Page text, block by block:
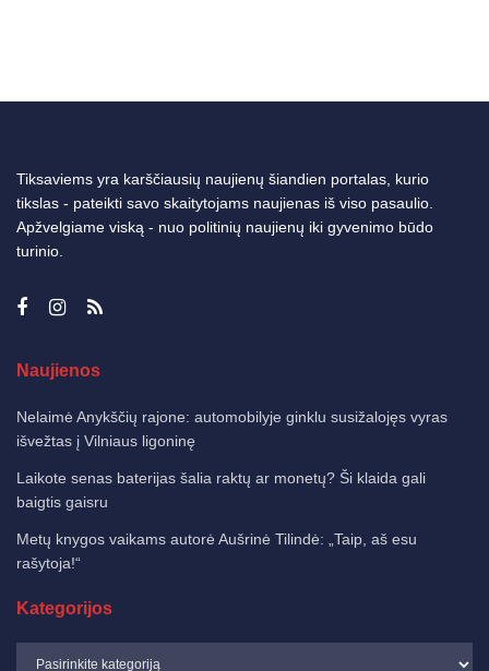
Tiksaviems yra karščiausių naujienų šiandien portalas, kurio
tikslas - pateikti savo skaitytojams naujienas iš viso pasaulio.
Apžvelgiame viską - nuo politinių naujienų iki gyvenimo būdo
turinio.
Naujienos
Nelaimė Anykščių rajone: automobilyje ginklu susižalojęs vyras
išvežtas į Vilniaus ligoninę
Laikote senas baterijas šalia raktų ar monetų? Ši klaida gali
baigtis gaisru
Metų knygos vaikams autorė Aušrinė Tilindė: „Taip, aš esu
rašytoja!“
Kategorijos